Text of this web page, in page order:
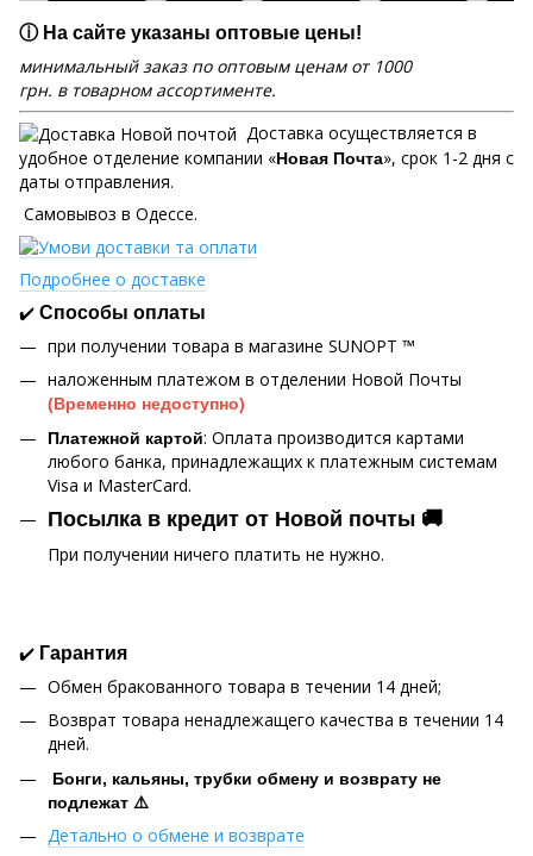
ⓘ На сайте указаны оптовые цены!
минимальный заказ по оптовым ценам от 1000
грн. в товарном ассортименте.
Доставка осуществляется в
удобное отделение компании «Новая Почта», срок 1-2 дня с
даты отправления.
Самовывоз в Одессе.
Подробнее о доставке
✔️ Способы оплаты
при получении товара в магазине SUNOPT ™
наложенным платежом в отделении Новой Почты
(Временно недоступно)
Платежной картой: Оплата производится картами
любого банка, принадлежащих к платежным системам
Visa и MasterCard.
Посылка в кредит от Новой почты 🚚
При получении ничего платить не нужно.
✔️ Гарантия
Обмен бракованного товара в течении 14 дней;
Возврат товара ненадлежащего качества в течении 14
дней.
Бонги, кальяны, трубки обмену и возврату не
подлежат ⚠️
Детально о обмене и возврате